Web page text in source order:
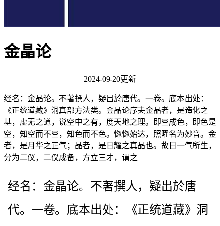
金晶论
2024-09-20更新
经名：金晶论。不著撰人，疑出於唐代。一卷。底本出处：
《正统道藏》洞真部方法类。金晶论序夫金晶者，是造化之
基，虚无之道，说空中之有，度天地之理。即空成色，即色是
空，知空而不空，知色而不色。惚惚始达，照曜名为妙音。金
者，是月华之正气；晶者，是日耀之真晶也。故日一气所生，
分为二仪，二仪成备，方立三才，谓之
经名：金晶论。不著撰人，疑出於唐
代。一卷。底本出处：《正统道藏》洞